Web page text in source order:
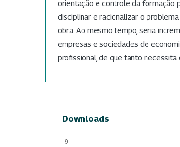
orientação e controle da formação
disciplinar e racionalizar o
obra. Ao mesmo tempo, seria
empresas e sociedades de
profissional, de que tanto necessita
Downloads